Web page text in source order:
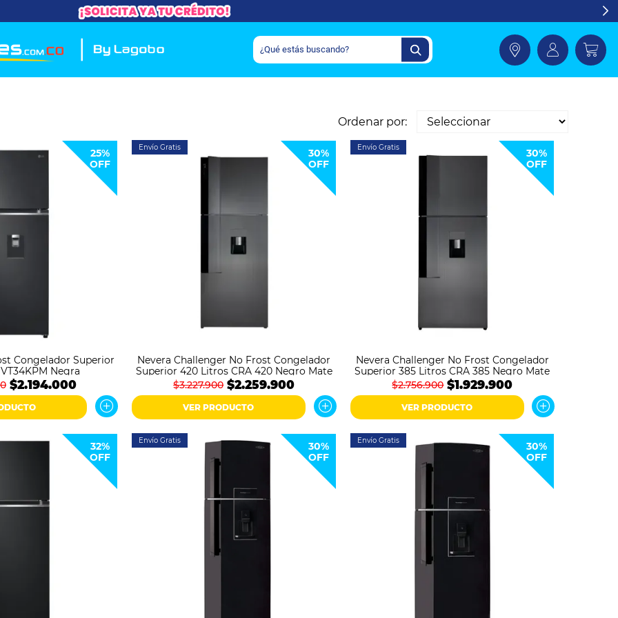
Ordenar por:
25%
OFF
Congelador Superior
Negra
$2.194.000
Envío Gratis
30%
OFF
Nevera Challenger No Frost Congelador
Superior 420 Litros CRA 420 Negro Mate
$3.227.900 $2.259.900
VER PRODUCTO
Envío Gratis
30%
OFF
Nevera Challenger No Frost Congelador
Superior 385 Litros CRA 385 Negro Mate
$2.756.900 $1.929.900
VER PRODUCTO
32%
OFF
Envío Gratis
30%
OFF
Envío Gratis
30%
OFF